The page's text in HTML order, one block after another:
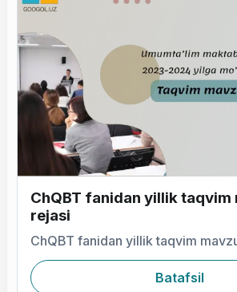
ChQBT fanidan yillik taqvim
rejasi
ChQBT fanidan yillik taqvim
Batafsil